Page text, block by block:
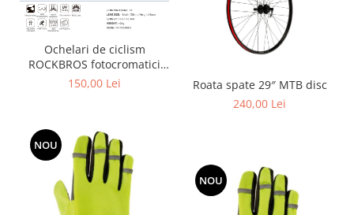
Ochelari de ciclism
ROCKBROS fotocromatici
anti-aburire UV400 reglabili
150,00 Lei
Roata spate 29″ MTB disc
240,00 Lei
NOU
NOU